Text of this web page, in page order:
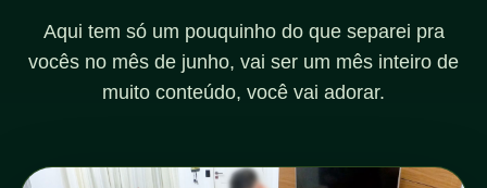
Aqui tem só um pouquinho do que separei pra
vocês no mês de junho, vai ser um mês inteiro de
muito conteúdo, você vai adorar.